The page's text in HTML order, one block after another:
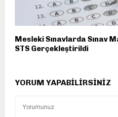
Mesleki Sınavlarda Sınav
STS Gerçekleştirildi
YORUM YAPABILIRSINIZ